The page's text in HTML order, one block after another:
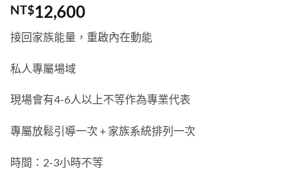
NT$12,600
接回家族能量，重啟內在動能
私人專屬場域
現場會有4-6人以上不等作為專業代表
專屬放鬆引導一次 + 家族系統排列一次
時間：2-3小時不等